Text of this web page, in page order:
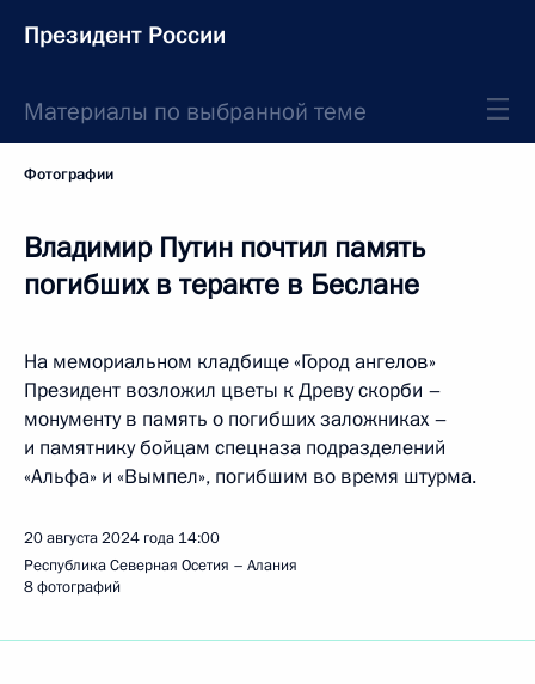
Президент России
Материалы по выбранной теме
Фотографии
Владимир Путин почтил память
погибших в теракте в Беслане
На мемориальном кладбище «Город ангелов»
Президент возложил цветы к Древу скорби –
монументу в память о погибших заложниках –
и памятнику бойцам спецназа подразделений
«Альфа» и «Вымпел», погибшим во время штурма.
20 августа 2024 года 14:00
Республика Северная Осетия – Алания
8 фотографий